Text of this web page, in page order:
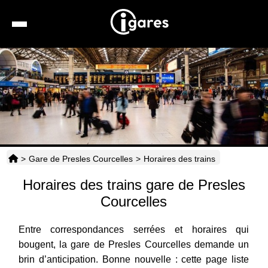
Recherche
Location de voiture
Hôtels
Horaires
> Gare de Presles Courcelles > Horaires des trains
Horaires des trains gare de Presles
Courcelles
Entre correspondances serrées et horaires qui
bougent, la gare de Presles Courcelles demande un
brin d’anticipation. Bonne nouvelle : cette page liste